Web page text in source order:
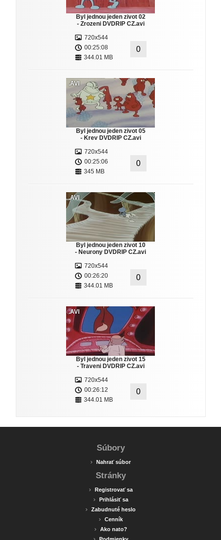
Byl jednou jeden zivot 02
- Zrozeni DVDRIP CZ.avi
720x544
00:25:08
344.01 MB
0
.AVI
Byl jednou jeden zivot 05
- Krev DVDRIP CZ.avi
720x544
00:25:06
345 MB
0
.AVI
Byl jednou jeden zivot 10
- Neurony DVDRIP CZ.avi
720x544
00:26:20
344.01 MB
0
.AVI
Byl jednou jeden zivot 15
- Traveni DVDRIP CZ.avi
720x544
00:26:12
344.01 MB
0
Súbory
› Nahrať súbor
Stránky
› Registrovať sa
› Prihlásiť sa
› Zabudnuté heslo
› Cenník
› Ako nato?